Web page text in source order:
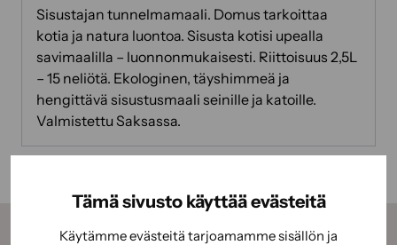
Tämä sivusto käyttää evästeitä
Käytämme evästeitä tarjoamamme sisällön ja
Sisustajan tunnelmamaali. Domus tarkoittaa
kotia ja natura luontoa. Sisusta kotisi upealla
savimaalilla – luonnonmukaisesti. Riittoisuus 2,5L
– 15 neliötä. Ekologinen, täyshimmeä ja
hengittävä sisustusmaali seinille ja katoille.
Valmistettu Saksassa.